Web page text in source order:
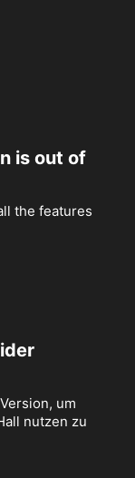
is out of
the features
um
nutzen zu